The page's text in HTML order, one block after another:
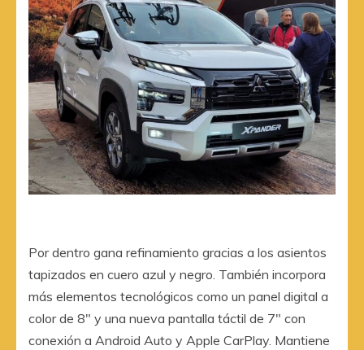
Por dentro gana refinamiento gracias a los asientos
tapizados en cuero azul y negro. También incorpora
más elementos tecnológicos como un panel digital a
color de 8″ y una nueva pantalla táctil de 7″ con
conexión a Android Auto y Apple CarPlay. Mantiene